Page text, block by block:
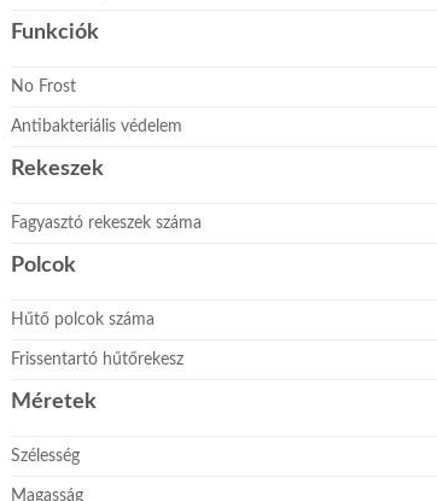
Funkciók
No Frost
Antibakteriális védelem
Rekeszek
Fagyasztó rekeszek száma
Polcok
Hűtő polcok száma
Frissentartó hűtőrekesz
Méretek
Szélesség
Magasság